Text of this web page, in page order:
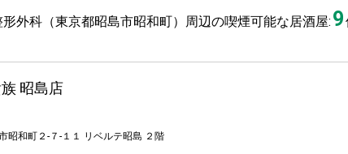
外科（東京都昭島市昭和町）周辺の喫煙可能な居酒屋: 9
昭島店
昭和町２-７-１１ リベルテ昭島 ２階